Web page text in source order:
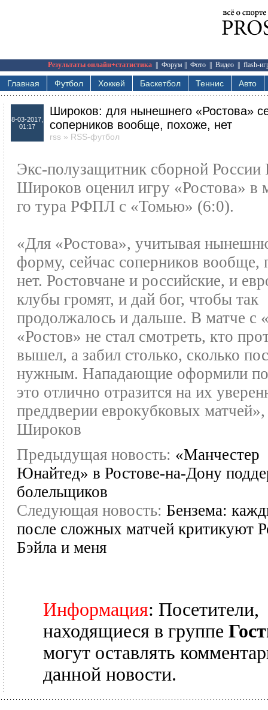
Результаты онлайн+статистика Форум Фото Видео flash-
Главная Футбол Хоккей Баскетбол Теннис Авто
8-03-2017,
01:17
Широков: для нынешнего «Ростова»
соперников вообще, похоже, нет
rss » RSS-футбол
Экс-полузащитник сборной России
Широков оценил игру «Ростова» в
го тура РФПЛ с «Томью» (6:0).
«Для «Ростова», учитывая
форму, сейчас соперников вообще,
нет. Ростовчане и российские, и
клубы громят, и дай бог, чтобы так
продолжалось и дальше. В матче с
«Ростов» не стал смотреть, кто
вышел, а забил столько, сколько
нужным. Нападающие оформили
это отлично отразится на их
преддверии еврокубковых
Широков
Предыдущая новость: «Манчестер
Юнайтед» в Ростове-на-Дону
болельщиков
Следующая новость: Бензема:
после сложных матчей критикуют
Бэйла и меня
Информация: Посетители,
находящиеся в группе
могут оставлять
данной новости.